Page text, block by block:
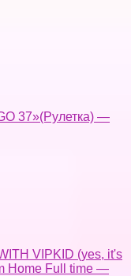
37»(Рулетка) —
VIPKID (yes, it's
Home Full time —